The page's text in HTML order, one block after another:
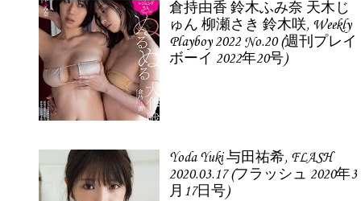
倉持由香 鈴木ふみ奈 天木じ
ゅん 柳瀬さき 鈴木咲, Weekly
Playboy 2022 No.20 (週刊プレイ
ボーイ 2022年20号)
Yoda Yuki 与田祐希, FLASH
2020.03.17 (フラッシュ 2020年3
月17日号)